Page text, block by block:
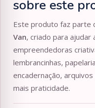
sobre este
Este produto faz parte
Van, criado para
empreendedoras
lembrancinhas,
encadernação,
mais praticidade.